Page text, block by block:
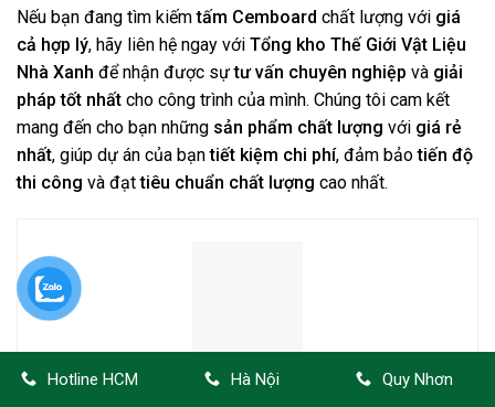
Nếu bạn đang tìm kiếmtấm Cemboard chất lượng với giá
cả hợp lý, hãy liên hệ ngay với Tổng kho Thế Giới Vật Liệu
Nhà Xanh để nhận được sựtư vấn chuyên nghiệp và giải
pháp tốt nhất cho công trình của mình. Chúng tôi cam kết
mang đến cho bạn những sản phẩm chất lượng với giá rẻ
nhất, giúp dự án của bạntiết kiệm chi phí, đảm bảotiến độ
thi công và đạttiêu chuẩn chất lượng cao nhất.
Hotline HCM Hà Nội Quy Nhơn